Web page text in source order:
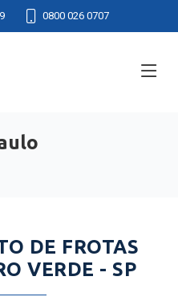
0800 026 0707
DE FROTAS
VERDE - SP